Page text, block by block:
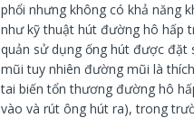
phổi nhưng không có khả năng
như kỹ thuật hút đường hô hấp
quản sử dụng ống hút được đặt
mũi tuy nhiên đường mũi là
tai biến tổn thương đường hô
vào và rút ông hút ra), trong